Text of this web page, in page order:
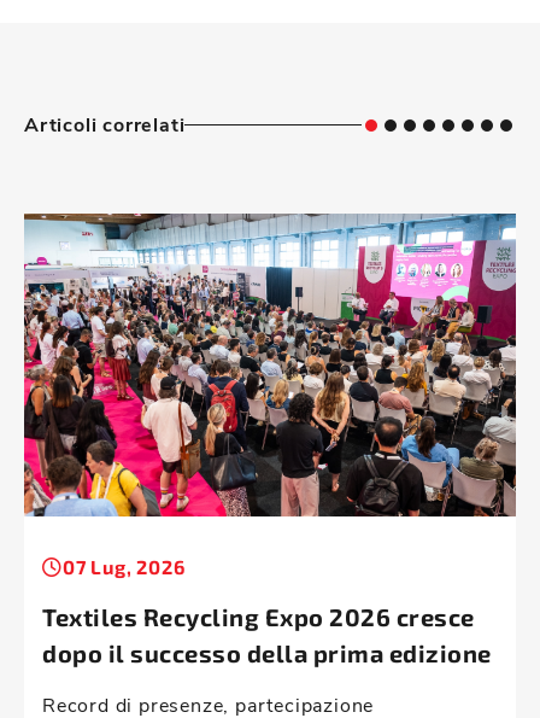
Articoli correlati
07 Lug, 2026
Textiles Recycling Expo 2026 cresce
dopo il successo della prima edizione
Record di presenze, partecipazione